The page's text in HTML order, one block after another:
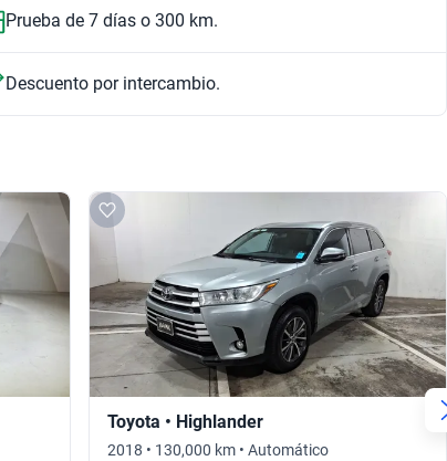
Prueba de 7 días o 300 km.
Descuento por intercambio.
Toyota • Highlander
2018 • 130,000 km • Automático